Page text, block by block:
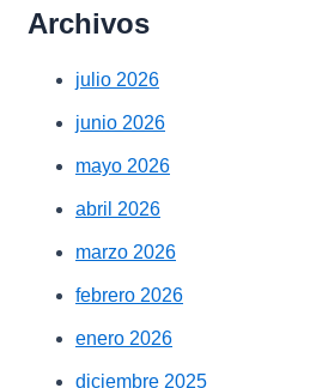
Archivos
julio 2026
junio 2026
mayo 2026
abril 2026
marzo 2026
febrero 2026
enero 2026
diciembre 2025